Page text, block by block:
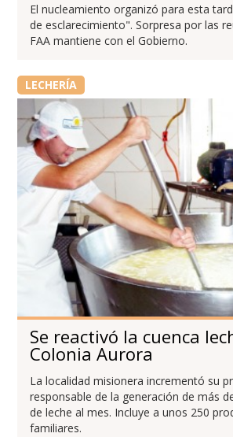
El nucleamiento organizó para esta
de esclarecimiento". Sorpresa por las
FAA mantiene con el Gobierno.
LECHERÍA
Se reactivó la cuenca
Colonia Aurora
La localidad misionera incrementó su
responsable de la generación de más
de leche al mes. Incluye a unos 250
familiares.